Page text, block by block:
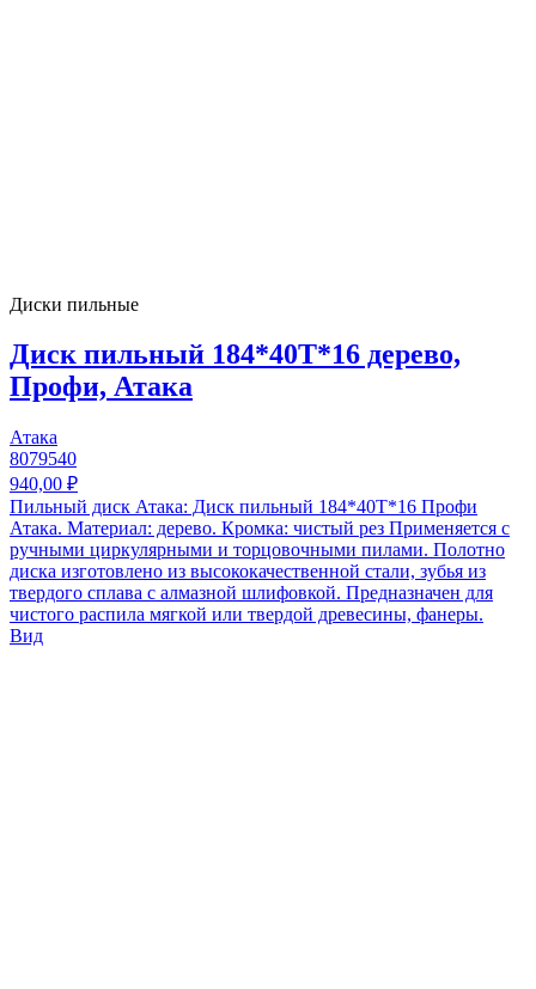
Диски пильные
Диск пильный 184*40T*16 дерево,
Профи, Атака
Атака
8079540
940,00 ₽
Пильный диск Атака: Диск пильный 184*40T*16 Профи
Атака. Материал: дерево. Кромка: чистый рез Применяется с
ручными циркулярными и торцовочными пилами. Полотно
диска изготовлено из высококачественной стали, зубья из
твердого сплава с алмазной шлифовкой. Предназначен для
чистого распила мягкой или твердой древесины, фанеры.
Вид